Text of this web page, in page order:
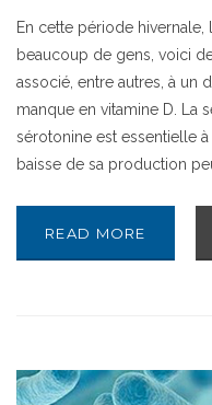
En cette période
beaucoup de gens, voici
associé, entre autres, à un
manque en vitamine D. La
sérotonine est essentielle
baisse de sa production
READ MORE